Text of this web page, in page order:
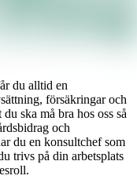
du alltid en
försäkringar och
ska må bra hos oss så
och
du en konsultchef som
trivs på din arbetsplats